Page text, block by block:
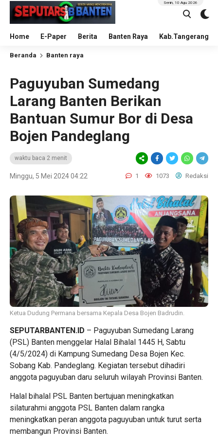
Home E-Paper Berita Banten Raya Kab.Tangerang
Senin, 10 Agu 2026
Beranda Banten raya
Paguyuban Sumedang
Larang Banten Berikan
Bantuan Sumur Bor di Desa
Bojen Pandeglang
waktu baca 2 menit
Minggu, 5 Mei 2024 04:22 1 1073 Redaksi
Ketua Dudung Permana bersama Kepala Desa Bojen Badrudin.
SEPUTARBANTEN.ID – Paguyuban Sumedang Larang
(PSL) Banten menggelar Halal Bihalal 1445 H, Sabtu
(4/5/2024) di Kampung Sumedang Desa Bojen Kec.
Sobang Kab. Pandeglang. Kegiatan tersebut dihadiri
anggota paguyuban daru seluruh wilayah Provinsi Banten.
Halal bihalal PSL Banten bertujuan meningkatkan
silaturahmi anggota PSL Banten dalam rangka
meningkatkan peran anggota paguyuban untuk turut serta
membangun Provinsi Banten.